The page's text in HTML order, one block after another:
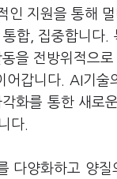
인 지원을 통해
합, 집중합니다
을 전방위적으
어갑니다. AI기
화를 통한 새로
다.
다양화하고 양